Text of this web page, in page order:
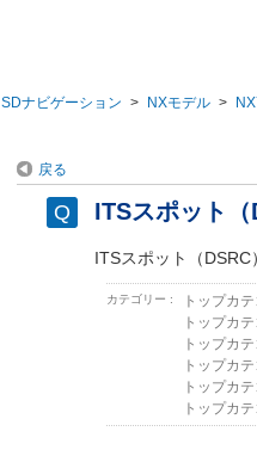
SDナビゲーション > NXモデル >
戻る
ITSスポット
ITSスポット（
カテゴリー : トップカ
トップカ
トップカ
トップカ
トップカ
トップカ